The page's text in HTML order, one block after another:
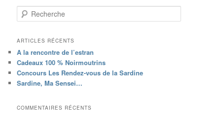
e
h
r
c
h
e
ARTICLES RÉCENTS
A la rencontre de l’estran
Cadeaux 100 % Noirmoutrins
Concours Les Rendez-vous de la Sardine
Sardine, Ma Sensei…
COMMENTAIRES RÉCENTS